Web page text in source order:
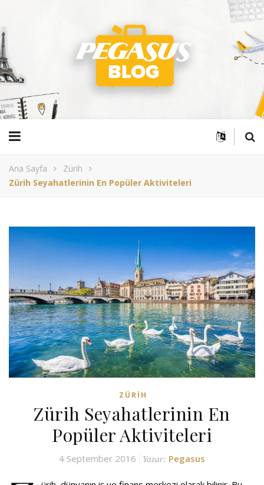
Ana Sayfa
Zürih
Zürih Seyahatlerinin En Popüler Aktiviteleri
ZÜRIH
Zürih Seyahatlerinin En
Popüler Aktiviteleri
4 September 2016 Yazar: Pegasus